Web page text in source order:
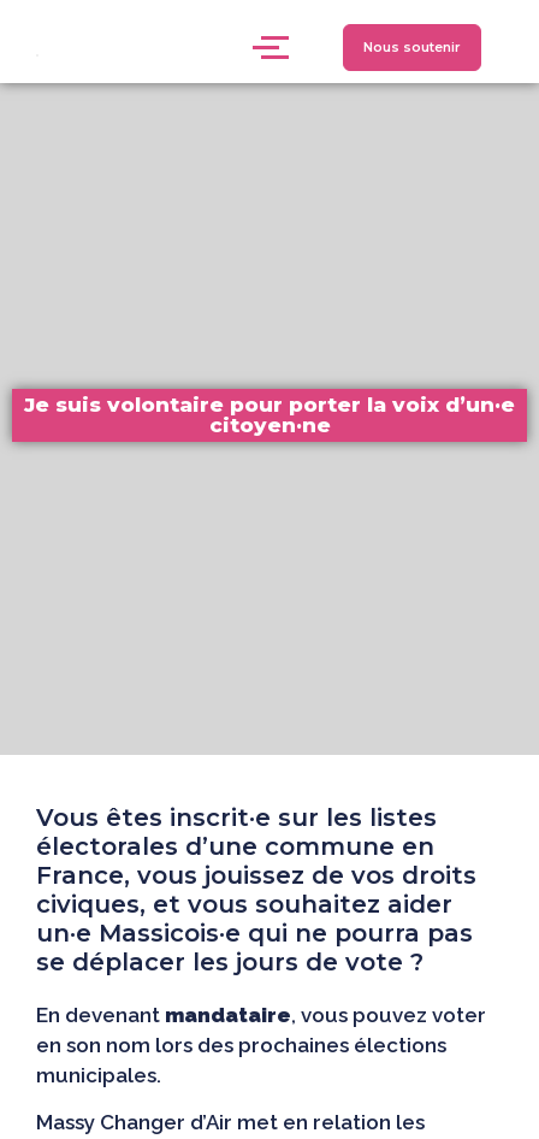
Nous soutenir
Je suis volontaire pour porter la voix d’un·e
citoyen·ne
Vous êtes inscrit·e sur les listes
électorales d’une commune en
France, vous jouissez de vos droits
civiques, et vous souhaitez aider
un·e Massicois·e qui ne pourra pas
se déplacer les jours de vote ?
En devenant mandataire, vous pouvez voter
en son nom lors des prochaines élections
municipales.
Massy Changer d’Air met en relation les